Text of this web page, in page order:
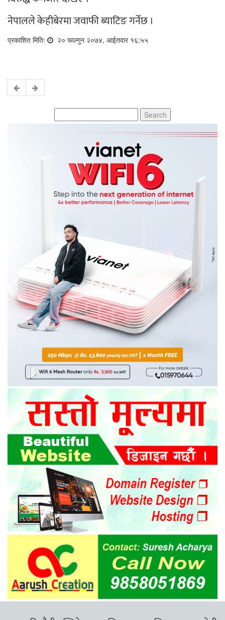
नेपालले केहीबेरमा जवाफी ब्याटिङ गर्नेछ ।
प्रकाशित मितिः २० फाल्गुन २०७४, आईतवार १६:५५
for: